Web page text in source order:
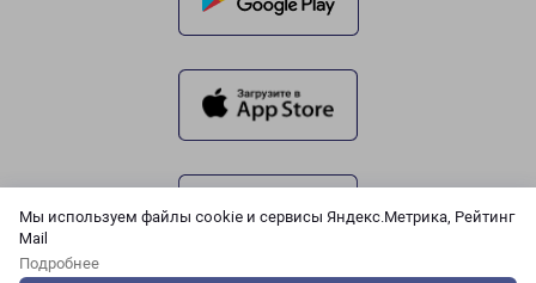
Мы используем файлы cookie и сервисы Яндекс.Метрика, Рейтинг
Mail
Подробнее